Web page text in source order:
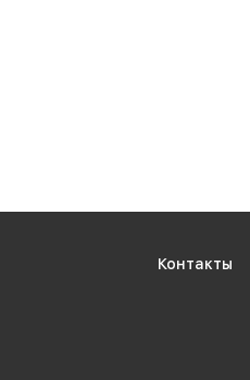
Контакты